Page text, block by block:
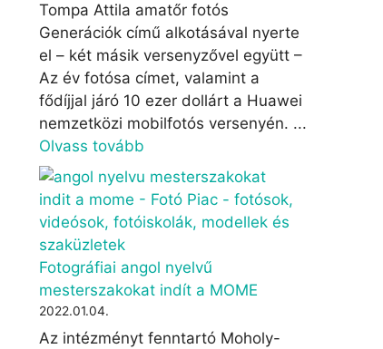
Tompa Attila amatőr fotós
Generációk című alkotásával nyerte
el – két másik versenyzővel együtt –
Az év fotósa címet, valamint a
fődíjjal járó 10 ezer dollárt a Huawei
nemzetközi mobilfotós versenyén. ...
Olvass tovább
Fotográfiai angol nyelvű
mesterszakokat indít a MOME
2022.01.04.
Az intézményt fenntartó Moholy-